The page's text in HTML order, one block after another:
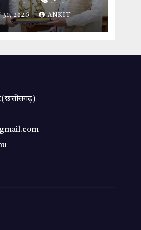
छत्तीसगढ़ के विकास
विजन’ पर हुई
31, 2026 ANKIT